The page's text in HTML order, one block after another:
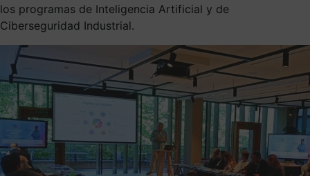
los programas de Inteligencia Artificial y de
Ciberseguridad Industrial.